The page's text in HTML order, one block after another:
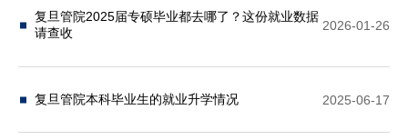
复旦管院2025届专硕毕业都去哪了？这份就业数据
请查收
2026-01-26
复旦管院本科毕业生的就业升学情况 2025-06-17